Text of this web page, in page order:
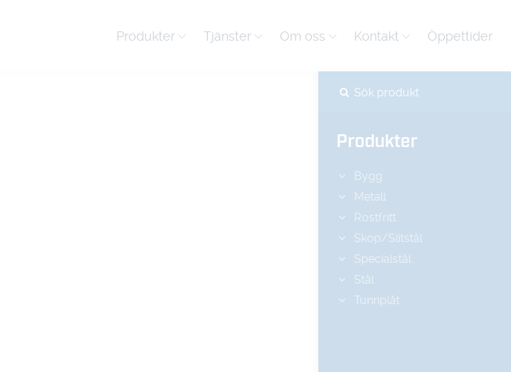
Produkter Tjänster Om oss Kontakt Öppettider
Produkter
Bygg
Metall
Rostfritt
Skop/Slitstål
Specialstål
Stål
Tunnplåt